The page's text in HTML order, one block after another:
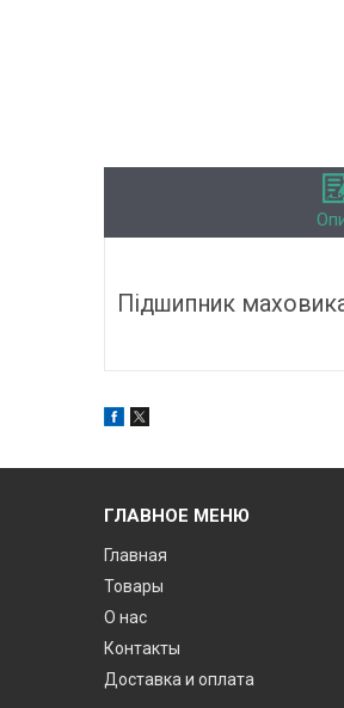
Підшипник
ГЛАВНОЕ МЕНЮ
Главная
Товары
О нас
Контакты
Доставка и оплата